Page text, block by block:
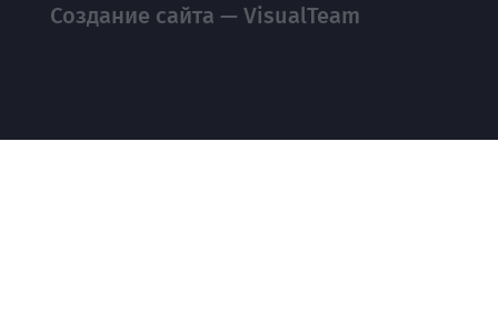
Создание сайта — VisualTeam